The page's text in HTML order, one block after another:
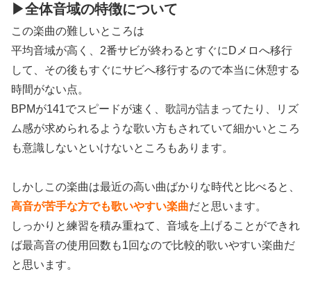
▶全体音域の特徴について
この楽曲の難しいところは
平均音域が高く、2番サビが終わるとすぐにDメロへ移行
して、その後もすぐにサビへ移行するので本当に休憩する
時間がない点。
BPMが141でスピードが速く、歌詞が詰まってたり、リズ
ム感が求められるような歌い方もされていて細かいところ
も意識しないといけないところもあります。
しかしこの楽曲は最近の高い曲ばかりな時代と比べると、
高音が苦手な方でも歌いやすい楽曲だと思います。
しっかりと練習を積み重ねて、音域を上げることができれ
ば最高音の使用回数も1回なので比較的歌いやすい楽曲だ
と思います。